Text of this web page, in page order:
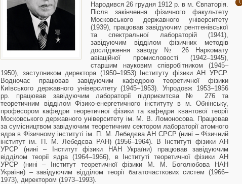
Народився 26 грудня 1912 р. в м. Євпаторія.
Після закінчення фізичного факультету
Московського державного університету
(1939), працював завідуючим рентгенівської
та спектральної лабораторій (1941),
завідуючим відділом фізичних методів
дослідження заводу № 26 Наркомату
авіаційної промисловості (1942–1945),
старшим науковим співробітником (1945–
1950), заступником директора (1950–1953) Інституту фізики АН УРСР.
Водночас працював завідуючим кафедрою теоретичної фізики
Київського державного університету (1945–1953). Упродовж 1953–1956
рр. працював завідуючим лабораторії підприємтсва № 276 та
теоретичним відділом Фізико-енергетичного інституту в м. Обнінську,
професором кафедри теоретичної фізики та кафедри квантової теорії
Московського державного університету ім. М. В. Ломоносова. Працював
за сумісництвом завідуючим теоретичним сектором лабораторії атомного
ядра в Фізичному інституті ім. П. М. Лебедєва АН СРСР (нині – Фізичний
інститут ім. П. М. Лебедєва РАН) (1956–1964). В Інституті фізики АН
УРСР (нині – Інститут фізики НАН України) працював завідуючим
відділом теорії ядра (1964–1966), в Інституті теоретичної фізики АН
УРСР (нині – Інститут теоретичної фізики М. М. Боголюбова НАН
України) – завідуючим відділом теорії багаточасткових систем (1966–
1973), директором (1973–1993).